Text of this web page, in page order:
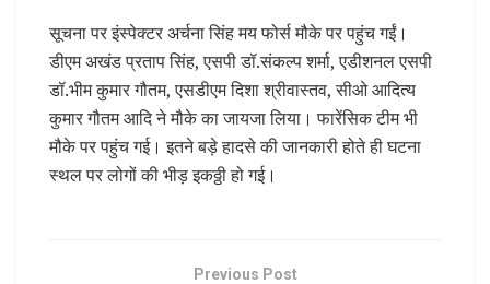
सूचना पर इंस्पेक्टर अर्चना सिंह मय फोर्स मौके पर पहुंच गईं।
डीएम अखंड प्रताप सिंह, एसपी डॉ.संकल्प शर्मा, एडीशनल एसपी
डॉ.भीम कुमार गौतम, एसडीएम दिशा श्रीवास्तव, सीओ आदित्य
कुमार गौतम आदि ने मौके का जायजा लिया। फारेंसिक टीम भी
मौके पर पहुंच गई। इतने बड़े हादसे की जानकारी होते ही घटना
स्थल पर लोगों की भीड़ इकठ्ठी हो गई।
Previous Post